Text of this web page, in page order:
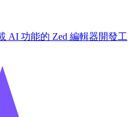
AI 功能的 Zed 編輯器開發工